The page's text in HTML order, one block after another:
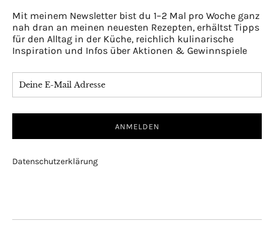
Mit meinem Newsletter bist du 1–2 Mal pro Woche ganz
nah dran an meinen neuesten Rezepten, erhältst Tipps
für den Alltag in der Küche, reichlich kulinarische
Inspiration und Infos über Aktionen & Gewinnspiele
Datenschutzerklärung